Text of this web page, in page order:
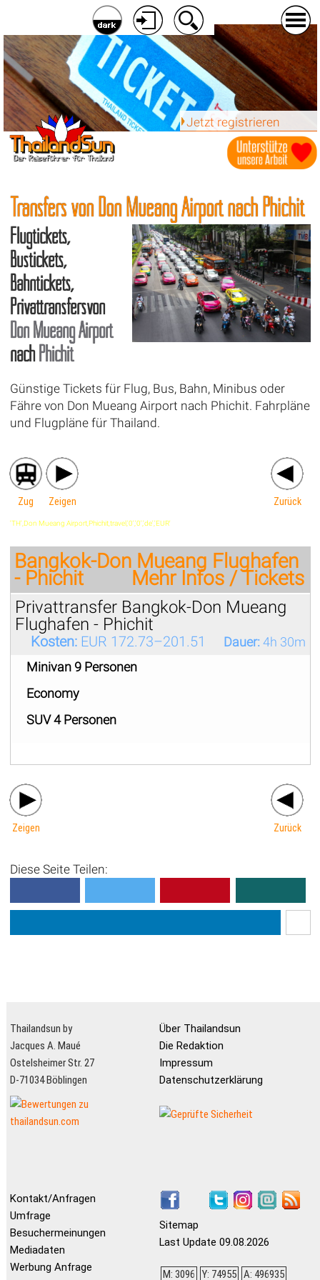
Jetzt registrieren
Transfers von Don Mueang Airport nach Phichit
Flugtickets,
Bustickets,
Bahntickets,
Privattransfersvon
Don Mueang Airport
nach Phichit
Günstige Tickets für Flug, Bus, Bahn, Minibus oder
Fähre von Don Mueang Airport nach Phichit. Fahrpläne
und Flugpläne für Thailand.
Zug Zeigen Zurück
'TH',Don Mueang Airport,Phichit,travel,'0','0','de','EUR'
Bangkok-Don Mueang Flughafen
- Phichit Mehr Infos / Tickets
Privattransfer Bangkok-Don Mueang
Flughafen - Phichit
Kosten:EUR 172.73–201.51 Dauer:4h 30m
Minivan 9 Personen
Economy
SUV 4 Personen
Zeigen Zurück
Diese Seite Teilen:
Thailandsun by
Jacques A. Maué
Ostelsheimer Str. 27
D-71034 Böblingen
Über Thailandsun
Die Redaktion
Impressum
Datenschutzerklärung
Kontakt/Anfragen
Umfrage
Besuchermeinungen
Mediadaten
Werbung Anfrage
Sitemap
Last Update 09.08.2026
M: 3096 Y: 74955 A: 496935